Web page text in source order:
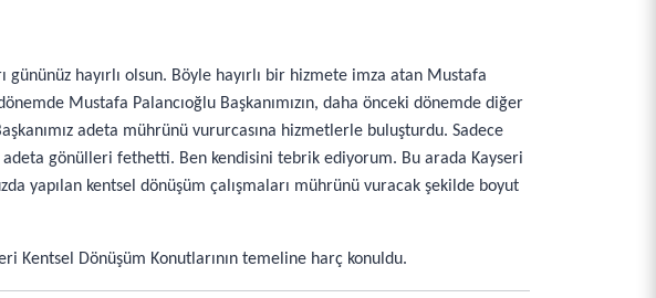
gününüz hayırlı olsun. Böyle hayırlı bir hizmete imza atan Mustafa
Mustafa Palancıoğlu Başkanımızın, daha önceki dönemde diğer
adeta mührünü vururcasına hizmetlerle buluşturdu. Sadece
gönülleri fethetti. Ben kendisini tebrik ediyorum. Bu arada Kayseri
yapılan kentsel dönüşüm çalışmaları mührünü vuracak şekilde boyut
Kentsel Dönüşüm Konutlarının temeline harç konuldu.